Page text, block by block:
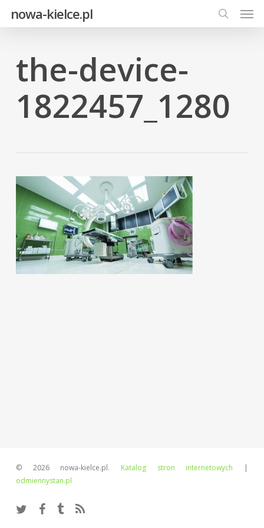
nowa-kielce.pl
search
the-device-
1822457_1280
© 2026 nowa-kielce.pl. Katalog stron internetowych |
odmiennystan.pl
twitter facebooktumblrRSS